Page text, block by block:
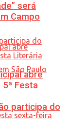
participa do
será
Campo
abre
Festa